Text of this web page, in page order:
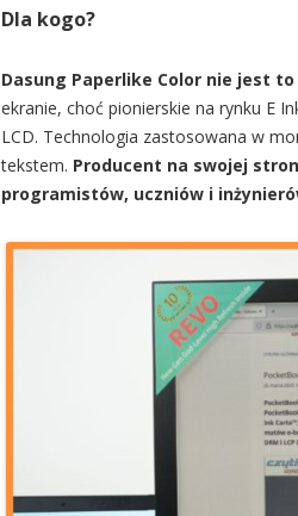
Dla kogo?
Dasung Paperlike Color nie jest
ekranie, choć pionierskie na rynku E
LCD. Technologia zastosowana w
tekstem. Producent na swojej
programistów, uczniów i